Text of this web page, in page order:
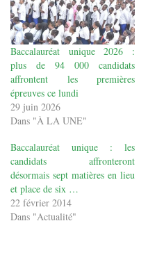
Baccalauréat unique 2026 :
plus de 94 000 candidats
affrontent les premières
épreuves ce lundi
29 juin 2026
Dans "À LA UNE"
Baccalauréat unique : les
candidats affronteront
désormais sept matières en lieu
et place de six …
22 février 2014
Dans "Actualité"